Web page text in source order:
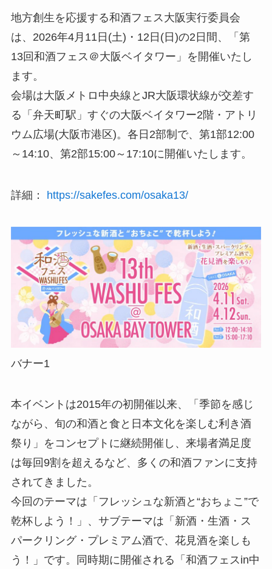
地方創生を応援する和酒フェス大阪実行委員会
は、2026年4月11日(土)・12日(日)の2日間、「第
13回和酒フェス＠大阪ベイタワー」を開催いたし
ます。
会場は大阪メトロ中央線とJR大阪環状線が交差す
る「弁天町駅」すぐの大阪ベイタワー2階・アトリ
ウム広場(大阪市港区)。各日2部制で、第1部12:00
～14:10、第2部15:00～17:10に開催いたします。
詳細： https://sakefes.com/osaka13/
バナー1
本イベントは2015年の初開催以来、「季節を感じ
ながら、旬の和酒と食と日本文化を楽しむ利き酒
祭り」をコンセプトに継続開催し、来場者満足度
は毎回9割を超えるなど、多くの和酒ファンに支持
されてきました。
今回のテーマは「フレッシュな新酒と“おちょこ”で
乾杯しよう！」、サブテーマは「新酒・生酒・ス
パークリング・プレミアム酒で、花見酒を楽しも
う！」です。同時期に開催される「和酒フェスin中